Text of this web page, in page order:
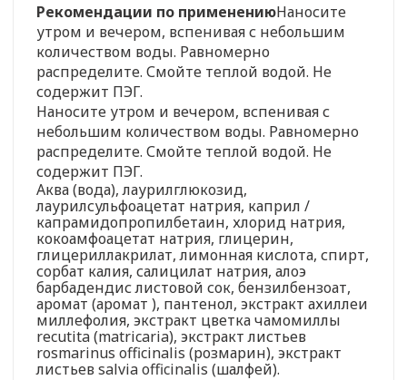
Рекомендации по применениюНаносите
утром и вечером, вспенивая с небольшим
количеством воды. Равномерно
распределите. Смойте теплой водой. Не
содержит ПЭГ.
Наносите утром и вечером, вспенивая с
небольшим количеством воды. Равномерно
распределите. Смойте теплой водой. Не
содержит ПЭГ.
Аква (вода), лаурилглюкозид,
лаурилсульфоацетат натрия, каприл /
капрамидопропилбетаин, хлорид натрия,
кокоамфоацетат натрия, глицерин,
глицериллакрилат, лимонная кислота, спирт,
сорбат калия, салицилат натрия, алоэ
барбадендис листовой сок, бензилбензоат,
аромат (аромат ), пантенол, экстракт ахиллеи
миллефолия, экстракт цветка чамомиллы
recutita (matricaria), экстракт листьев
rosmarinus officinalis (розмарин), экстракт
листьев salvia officinalis (шалфей).